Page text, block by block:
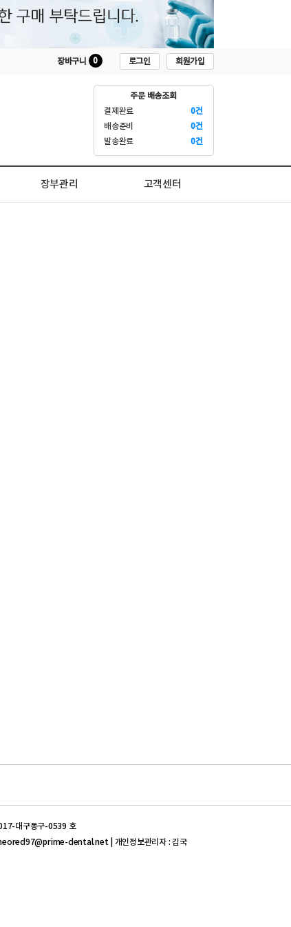
장바구니 0 로그인 회원가입
주문 배송조회
결제완료
0건
배송준비
0건
발송완료
0건
장부관리 고객센터
대구동구-0539 호
dental.net | 개인정보관리자 : 김국